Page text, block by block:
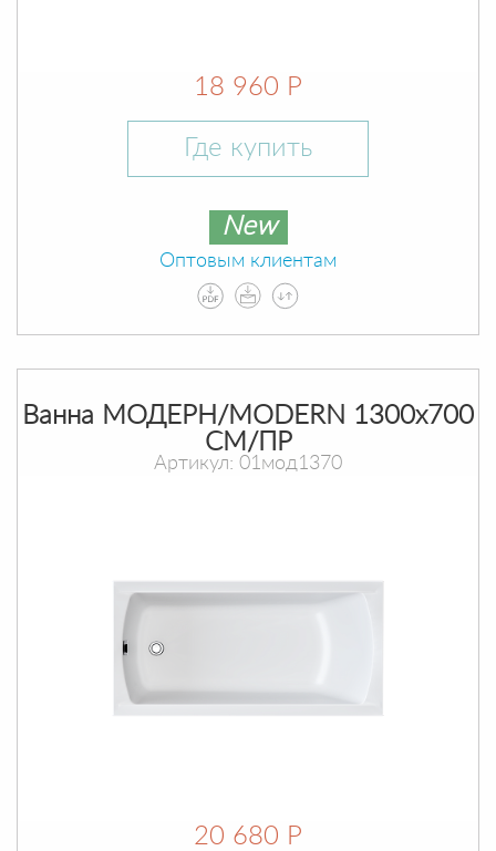
18 960 Р
Где купить
New
Оптовым клиентам
Ванна МОДЕРН/MODERN 1300х700
СМ/ПР
Артикул: 01мод1370
20 680 Р